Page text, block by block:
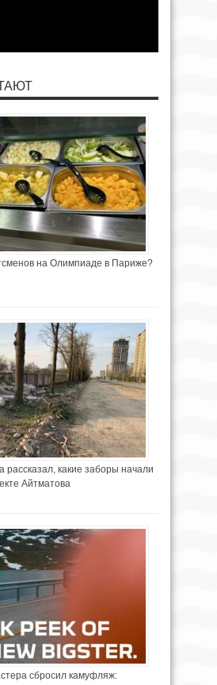
на Олимпиаде в Париже?
рассказал, какие заборы начали
Айтматова
сбросил камуфляж: